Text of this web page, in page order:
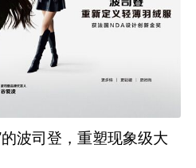
波司登，重塑现象级大